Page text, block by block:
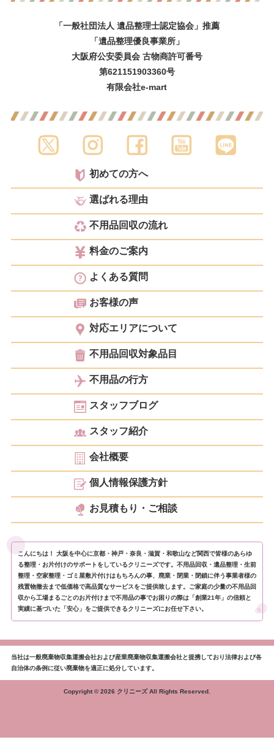
「一般社団法人 遺品整理士認定協会」推薦
「遺品整理優良事業所」
大阪府公安委員会 古物商許可番号
第621151903360号
有限会社e-mart
初めての方へ
選ばれる理由
不用品回収の流れ
料金のご案内
よくある質問
お客様の声
対応エリアについて
不用品回収対象品目
不用品の行方
スタッフブログ
スタッフ紹介
会社概要
個人情報保護方針
お見積もり・ご相談
こんにちは！ 大阪を中心に京都・神戸・奈良・滋賀・和歌山など関西で皆様のあらゆ
る整理・お片付けのサポートをしているクリニーズです。不用品回収・遺品整理・生前
整理・空家整理・ゴミ屋敷片付けはもちろんの事、廃業・閉業・閉鎖に伴う事業者様の
残置物撤去まで低価格で高品質なサービスをご提供致します。ご家庭の少量の不用品回
収から工場まるごとのお片付けまで不用品の事でお困りの際は「創業21年」の信頼と
実績に基づいた「安心」をご提供できるクリニーズにお任せ下さい。
当社は一般廃棄物収集運搬会社および産業廃棄物収集運搬会社と提携しており法律および各
自治体の条例に従い廃棄物を適正に処分しています。
Copyright © 2026 クリニーズ All Rights Reserved.